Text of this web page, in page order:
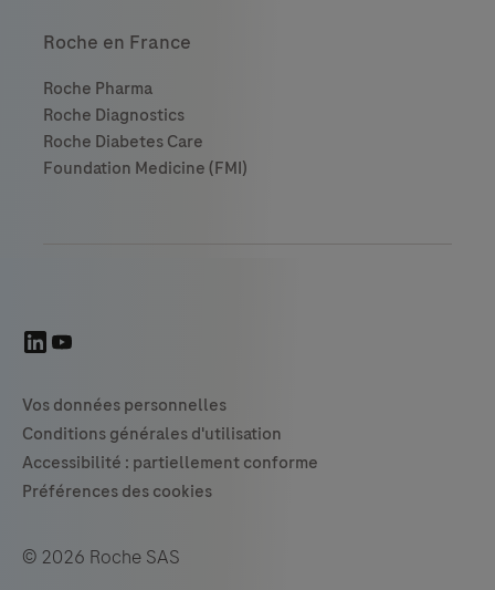
Roche en France
© 2026 Roche SAS